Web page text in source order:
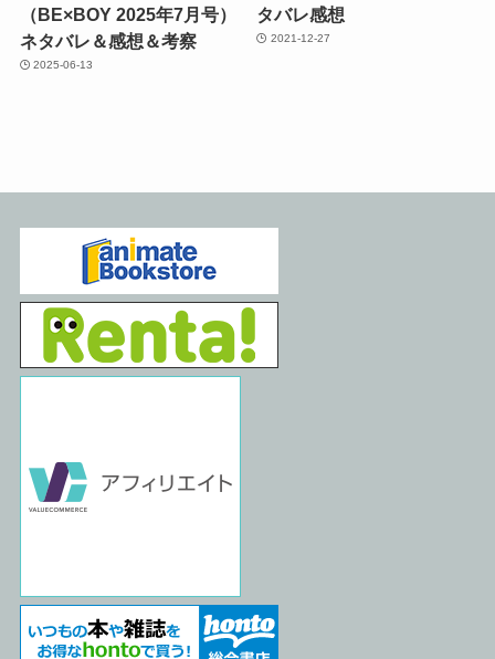
（BE×BOY 2025年7月号）
ネタバレ＆感想＆考察
2025-06-13
タバレ感想
2021-12-27